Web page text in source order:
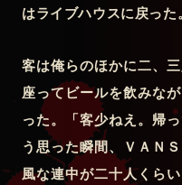
はライブハウスに戻った。
客は俺らのほかに二、
座ってビールを飲みな
った。「客少ねえ。帰
う思った瞬間、ＶＡＮ
風な連中が二十人くら